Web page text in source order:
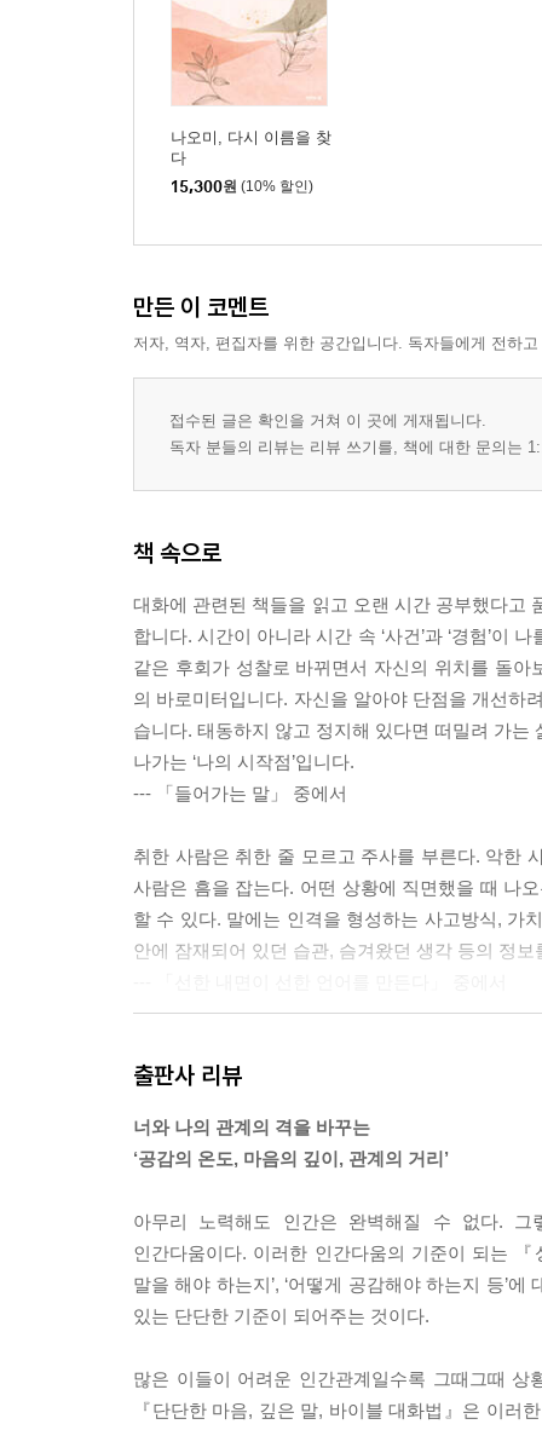
나오미, 다시 이름을 찾
다
15,300원 (10% 할인)
만든 이 코멘트
저자, 역자, 편집자를 위한 공간입니다. 독자들에게 전하
접수된 글은 확인을 거쳐 이 곳에 게재됩니다.
독자 분들의 리뷰는 리뷰 쓰기를, 책에 대한 문의는
책 속으로
대화에 관련된 책들을 읽고 오랜 시간 공부했다고
합니다. 시간이 아니라 시간 속 ‘사건’과 ‘경험’이
같은 후회가 성찰로 바뀌면서 자신의 위치를 돌
의 바로미터입니다. 자신을 알아야 단점을 개선하
습니다. 태동하지 않고 정지해 있다면 떠밀려 가
나가는 ‘나의 시작점’입니다.
--- 「들어가는 말」 중에서
취한 사람은 취한 줄 모르고 주사를 부른다. 악한
사람은 흠을 잡는다. 어떤 상황에 직면했을 때 나
할 수 있다. 말에는 인격을 형성하는 사고방식, 가
안에 잠재되어 있던 습관, 슴겨왔던 생각 등의 정
나.’ 하고 인정하면 된다. ‘그냥 술이나 마시자.라
리게 된다. 연애에 목을 매거나 관계 자체를 거부
을 잃게 된다.
끊임없이 자신을 위해 질문하고 답을 찾기 위해
을 느끼는가?‘ 이러한 질문에 부딪혔을 때 선뜻
적어도 잠들기 전 10분이라도 ’앞으로 나는 어떻
--- 「혼잣말, 홀로 나를 단련하는 언어」 중에서
출판사 리뷰
너와 나의 관계의 격을 바꾸는
‘공감의 온도, 마음의 깊이, 관계의 거리’
아무리 노력해도 인간은 완벽해질 수 없다. 그
인간다움이다. 이러한 인간다움의 기준이 되는 『
말을 해야 하는지’, ‘어떻게 공감해야 하는지 등’
있는 단단한 기준이 되어주는 것이다.
많은 이들이 어려운 인간관계일수록 그때그때 상
『단단한 마음, 깊은 말, 바이블 대화법』은 이러